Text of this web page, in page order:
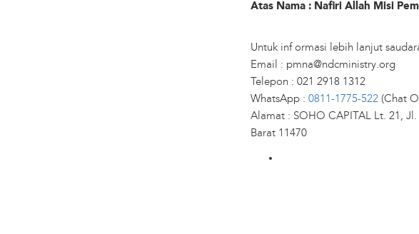
Atas Nama : Nafiri Allah Misi
Untuk inf ormasi lebih lanjut
Email : pmna@ndcministry.org
Telepon : 021 2918 1312
WhatsApp : 0811-1775-522 (Chat
Alamat : SOHO CAPITAL Lt. 21,
Barat 11470